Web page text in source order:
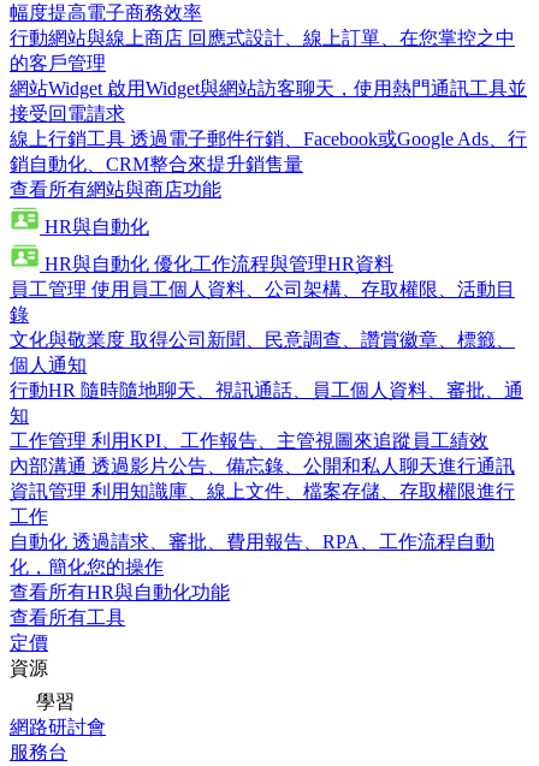
幅度提高電子商務效率
行動網站與線上商店 回應式設計、線上訂單、在您掌控之中
的客戶管理
網站Widget 啟用Widget與網站訪客聊天，使用熱門通訊工具並
接受回電請求
線上行銷工具 透過電子郵件行銷、Facebook或Google Ads、行
銷自動化、CRM整合來提升銷售量
查看所有網站與商店功能
HR與自動化
HR與自動化 優化工作流程與管理HR資料
員工管理 使用員工個人資料、公司架構、存取權限、活動目
錄
文化與敬業度 取得公司新聞、民意調查、讚賞徽章、標籤、
個人通知
行動HR 隨時隨地聊天、視訊通話、員工個人資料、審批、通
知
工作管理 利用KPI、工作報告、主管視圖來追蹤員工績效
內部溝通 透過影片公告、備忘錄、公開和私人聊天進行通訊
資訊管理 利用知識庫、線上文件、檔案存儲、存取權限進行
工作
自動化 透過請求、審批、費用報告、RPA、工作流程自動
化，簡化您的操作
查看所有HR與自動化功能
查看所有工具
定價
資源
學習
網路研討會
服務台